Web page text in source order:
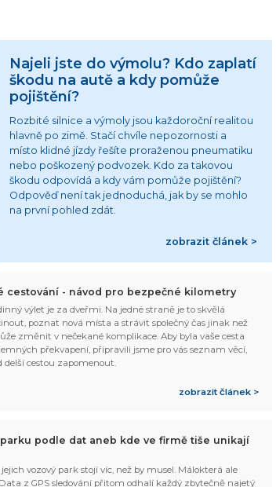
Najeli jste do výmolu? Kdo zaplatí
škodu na autě a kdy pomůže
pojištění?
Rozbité silnice a výmoly jsou každoroční realitou
hlavně po zimě. Stačí chvíle nepozornosti a
místo klidné jízdy řešíte proraženou pneumatiku
nebo poškozený podvozek. Kdo za takovou
škodu odpovídá a kdy vám pomůže pojištění?
Odpověď není tak jednoduchá, jak by se mohlo
na první pohled zdát.
zobrazit článek >
cestování - návod pro bezpečné kilometry
výlet je za dveřmi. Na jedné straně je to skvělá
poznat nová místa a strávit společný čas jinak než
změnit v nečekané komplikace. Aby byla vaše cesta
překvapení, připravili jsme pro vás seznam věcí,
delší cestou zapomenout.
zobrazit článek >
podle dat aneb kde ve firmě tiše unikají
vozový park stojí víc, než by musel. Málokterá ale
z GPS sledování přitom odhalí každý zbytečně najetý